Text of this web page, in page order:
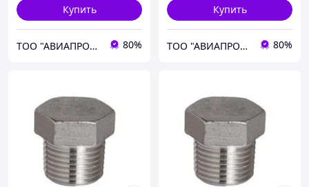
Купить
ТОО "АВИАПРОМСТАЛЬ" 80%
Купить
ТОО "АВИАПРОМСТАЛЬ" 80%